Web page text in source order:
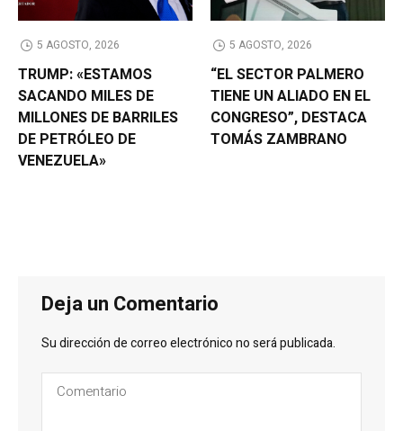
5 AGOSTO, 2026
TRUMP: «ESTAMOS
SACANDO MILES DE
MILLONES DE BARRILES
DE PETRÓLEO DE
VENEZUELA»
5 AGOSTO, 2026
“EL SECTOR PALMERO
TIENE UN ALIADO EN EL
CONGRESO”, DESTACA
TOMÁS ZAMBRANO
Deja un Comentario
Su dirección de correo electrónico no será publicada.